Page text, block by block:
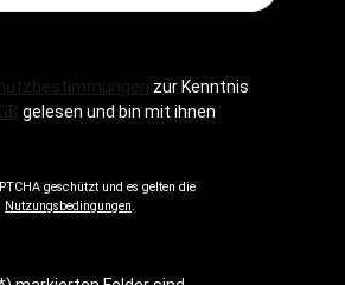
zur Kenntnis
gelesen und bin mit ihnen
geschützt und es gelten die
Nutzungsbedingungen.